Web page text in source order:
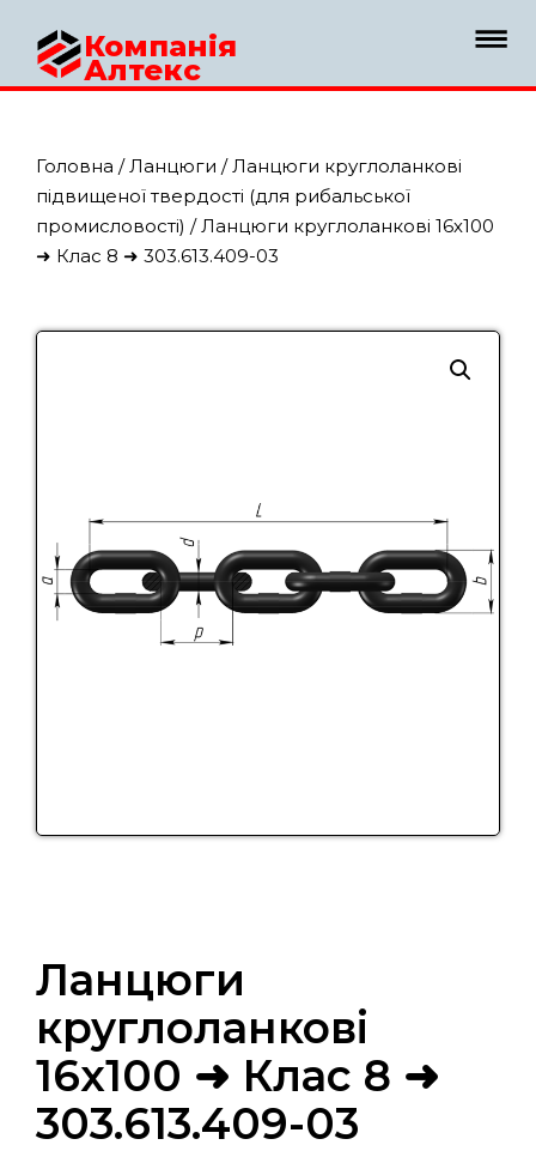
Компанія
Алтекс
Головна /Ланцюги /Ланцюги круглоланкові
підвищеної твердості (для рибальської
промисловості) / Ланцюги круглоланкові 16х100
➜ Клас 8 ➜ 303.613.409-03
Ланцюги
круглоланкові
16х100 ➜ Клас 8 ➜
303.613.409-03